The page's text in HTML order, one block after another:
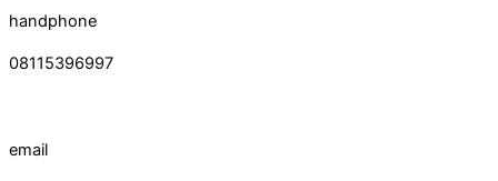
handphone
08115396997
email